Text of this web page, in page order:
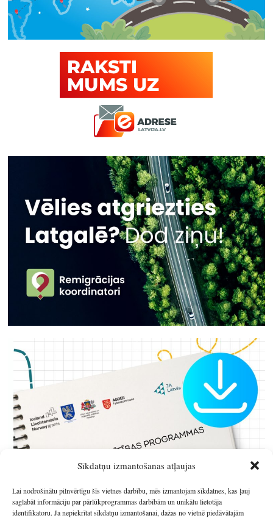
Sīkdatņu izmantošanas atļaujas
Lai nodrošinātu pilnvērtīgu šīs vietnes darbību, mēs izmantojam sīkdatnes, kas ļauj
saglabāt informāciju par pārlūkprogrammas darbībām un unikālu lietotāja
identifikatoru. Ja nepiekrītat sīkdatņu izmantošanai, dažas no vietnē piedāvātajām